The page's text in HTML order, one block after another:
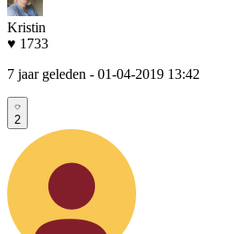
Kristin
♥ 1733
7 jaar geleden - 01-04-2019 13:42
2